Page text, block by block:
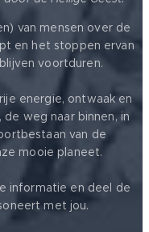
van mensen over de
en het stoppen ervan
voortduren.
energie, ontwaak en
weg naar binnen, in
van de
mooie planeet.
informatie en deel de
met jou.